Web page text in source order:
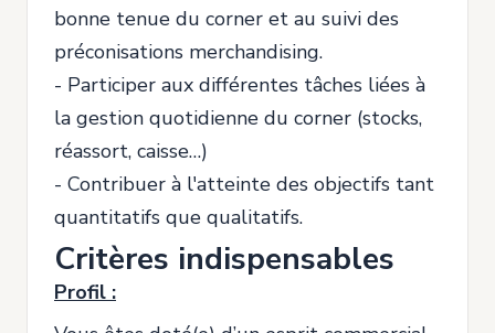
bonne tenue du corner et au suivi des
préconisations merchandising.
- Participer aux différentes tâches liées à
la gestion quotidienne du corner (stocks,
réassort, caisse…)
- Contribuer à l'atteinte des objectifs tant
quantitatifs que qualitatifs.
Critères indispensables
Profil :